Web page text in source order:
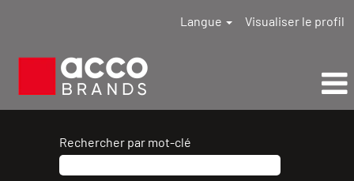
Langue Visualiser le profil
résultats
Rechercher par mot-clé